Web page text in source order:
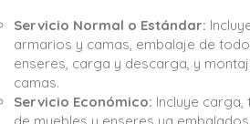
Servicio Normal o Estándar:
armarios y camas, embalaje de
enseres, carga y descarga, y
camas.
Servicio Económico: Incluye
de muebles y enseres ya